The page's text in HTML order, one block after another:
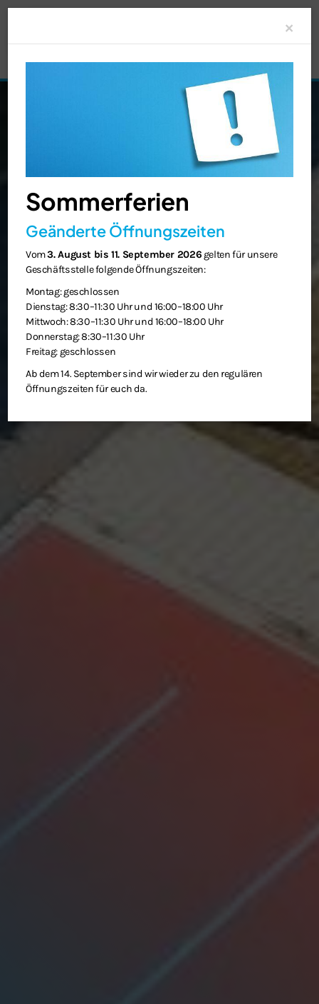
×
Sommerferien
Geänderte Öffnungszeiten
Vom3. August bis 11. September 2026 gelten für unsere
Geschäftsstelle folgende Öffnungszeiten:
Montag: geschlossen
Dienstag: 8:30–11:30 Uhr und 16:00–18:00 Uhr
Mittwoch: 8:30–11:30 Uhr und 16:00–18:00 Uhr
Donnerstag: 8:30–11:30 Uhr
Freitag: geschlossen
Ab dem 14. September sind wir wieder zu den regulären
Öffnungszeiten für euch da.